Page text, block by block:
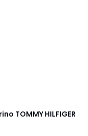
TOMMY HILFIGER